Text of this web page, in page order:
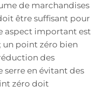
de marchandises
être suffisant pour
aspect important est
point zéro bien
des
serre en évitant des
zéro doit